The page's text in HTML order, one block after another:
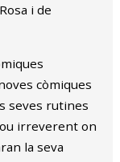
i de
còmiques
seves rutines
irreverent on
la seva